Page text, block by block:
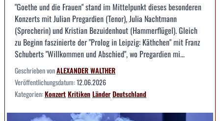
"Goethe und die Frauen" stand im Mittelpunkt dieses besonderen
Konzerts mit Julian Pregardien (Tenor), Julia Nachtmann
(Sprecherin) und Kristian Bezuidenhout (Hammerflügel). Gleich
zu Beginn faszinierte der "Prolog in Leipzig: Käthchen" mit Franz
Schuberts "Willkommen und Abschied", wo Pregardien mi...
Geschrieben vonALEXANDER WALTHER
Veröffentlichungsdatum:12.06.2026
Kategorien:KonzertKritikenLänderDeutschland